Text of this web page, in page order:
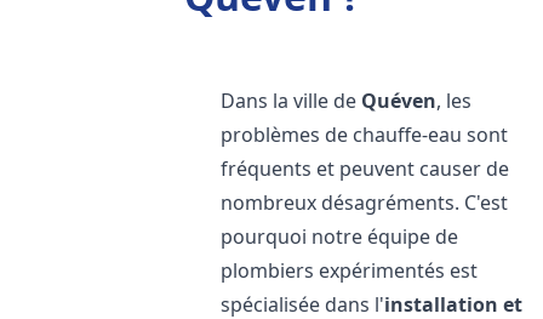
Dans la ville de Quéven, les
problèmes de chauffe-eau sont
fréquents et peuvent causer de
nombreux désagréments. C'est
pourquoi notre équipe de
plombiers expérimentés est
spécialisée dans l'installation et